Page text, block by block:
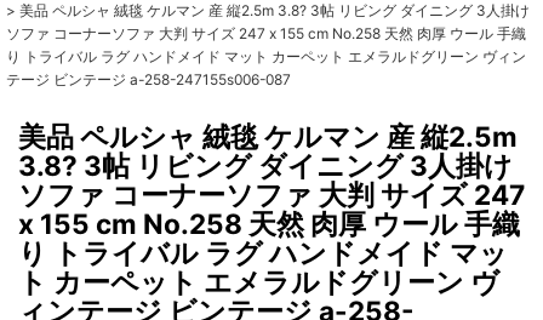
> 美品 ペルシャ 絨毯 ケルマン 産 縦2.5m 3.8? 3帖 リビング ダイニング 3人掛け
ソファ コーナーソファ 大判 サイズ 247 x 155 cm No.258 天然 肉厚 ウール 手織
り トライバル ラグ ハンドメイド マット カーペット エメラルドグリーン ヴィン
テージ ビンテージ a-258-247155s006-087
美品 ペルシャ 絨毯 ケルマン 産 縦2.5m
3.8? 3帖 リビング ダイニング 3人掛け
ソファ コーナーソファ 大判 サイズ 247
x 155 cm No.258 天然 肉厚 ウール 手織
り トライバル ラグ ハンドメイド マッ
ト カーペット エメラルドグリーン ヴ
ィンテージ ビンテージ a-258-